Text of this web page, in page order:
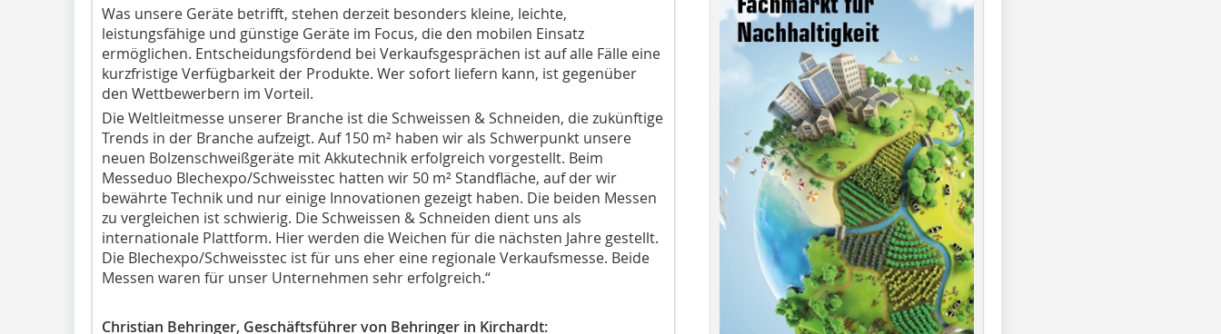
Was unsere Geräte betrifft, stehen derzeit besonders kleine, leichte,
leistungsfähige und günstige Geräte im Focus, die den mobilen Einsatz
ermöglichen. Entscheidungsfördend bei Verkaufsgesprächen ist auf alle Fälle eine
kurzfristige Verfügbarkeit der Produkte. Wer sofort liefern kann, ist gegenüber
den Wettbewerbern im Vorteil.
Die Weltleitmesse unserer Branche ist die Schweissen & Schneiden, die zukünftige
Trends in der Branche aufzeigt. Auf 150 m² haben wir als Schwerpunkt unsere
neuen Bolzenschweißgeräte mit Akkutechnik erfolgreich vorgestellt. Beim
Messeduo Blechexpo/Schweisstec hatten wir 50 m² Standfläche, auf der wir
bewährte Technik und nur einige Innovationen gezeigt haben. Die beiden Messen
zu vergleichen ist schwierig. Die Schweissen & Schneiden dient uns als
internationale Plattform. Hier werden die Weichen für die nächsten Jahre gestellt.
Die Blechexpo/Schweisstec ist für uns eher eine regionale Verkaufsmesse. Beide
Messen waren für unser Unternehmen sehr erfolgreich.“
Christian Behringer, Geschäftsführer von Behringer in Kirchardt: